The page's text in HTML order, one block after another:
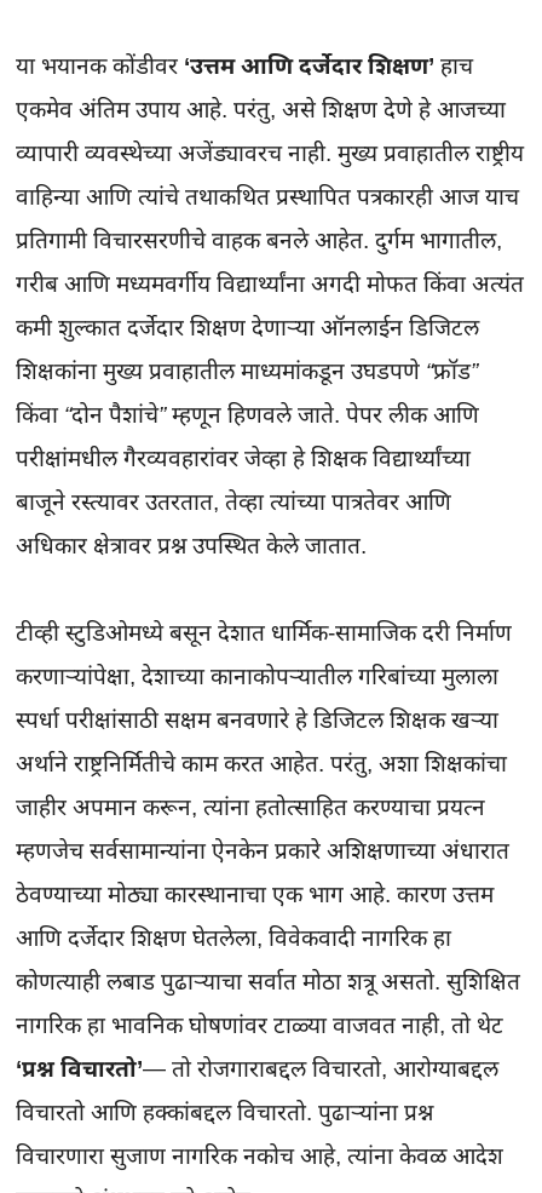
या भयानक कोंडीवर ‘उत्तम आणि दर्जेदार शिक्षण’ हाच
एकमेव अंतिम उपाय आहे. परंतु, असे शिक्षण देणे हे आजच्या
व्यापारी व्यवस्थेच्या अजेंड्यावरच नाही. मुख्य प्रवाहातील राष्ट्रीय
वाहिन्या आणि त्यांचे तथाकथित प्रस्थापित पत्रकारही आज याच
प्रतिगामी विचारसरणीचे वाहक बनले आहेत. दुर्गम भागातील,
गरीब आणि मध्यमवर्गीय विद्यार्थ्यांना अगदी मोफत किंवा अत्यंत
कमी शुल्कात दर्जेदार शिक्षण देणाऱ्या ऑनलाईन डिजिटल
शिक्षकांना मुख्य प्रवाहातील माध्यमांकडून उघडपणे “फ्रॉड”
किंवा “दोन पैशांचे” म्हणून हिणवले जाते. पेपर लीक आणि
परीक्षांमधील गैरव्यवहारांवर जेव्हा हे शिक्षक विद्यार्थ्यांच्या
बाजूने रस्त्यावर उतरतात, तेव्हा त्यांच्या पात्रतेवर आणि
अधिकार क्षेत्रावर प्रश्न उपस्थित केले जातात.
टीव्ही स्टुडिओमध्ये बसून देशात धार्मिक-सामाजिक दरी निर्माण
करणाऱ्यांपेक्षा, देशाच्या कानाकोपऱ्यातील गरिबांच्या मुलाला
स्पर्धा परीक्षांसाठी सक्षम बनवणारे हे डिजिटल शिक्षक खऱ्या
अर्थाने राष्ट्रनिर्मितीचे काम करत आहेत. परंतु, अशा शिक्षकांचा
जाहीर अपमान करून, त्यांना हतोत्साहित करण्याचा प्रयत्न
म्हणजेच सर्वसामान्यांना ऐनकेन प्रकारे अशिक्षणाच्या अंधारात
ठेवण्याच्या मोठ्या कारस्थानाचा एक भाग आहे. कारण उत्तम
आणि दर्जेदार शिक्षण घेतलेला, विवेकवादी नागरिक हा
कोणत्याही लबाड पुढाऱ्याचा सर्वात मोठा शत्रू असतो. सुशिक्षित
‘प्रश्न विचारतो’— तो रोजगाराबद्दल विचारतो, आरोग्याबद्दल
विचारतो आणि हक्कांबद्दल विचारतो. पुढाऱ्यांना प्रश्न
विचारणारा सुजाण नागरिक नकोच आहे, त्यांना केवळ आदेश